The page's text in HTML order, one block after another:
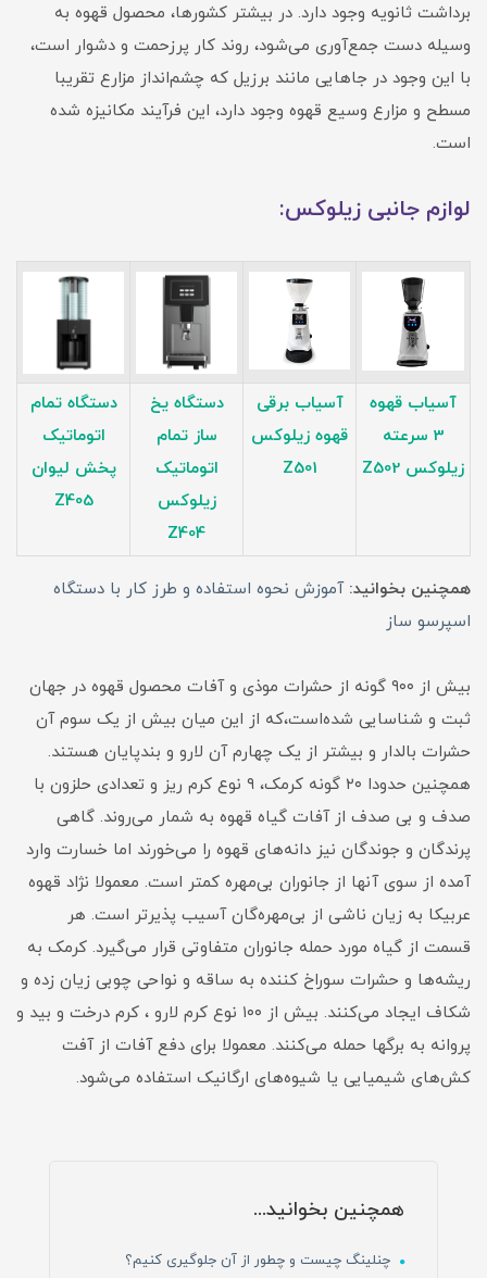
برداشت ثانویه وجود دارد. در بیشتر کشورها، محصول قهوه به
وسیله دست جمع‌آوری می‌شود، روند کار پرزحمت و دشوار است،
با این وجود در جاهایی مانند برزیل که چشم‌انداز مزارع تقریبا
مسطح و مزارع وسیع قهوه وجود دارد، این فرآیند مکانیزه شده
است.
لوازم جانبی زیلوکس:
آسیاب قهوه
3 سرعته
زیلوکس Z502
آسیاب برقی
قهوه زیلوکس
Z501
دستگاه یخ
ساز تمام
اتوماتیک
زیلوکس
Z404
دستگاه تمام
اتوماتیک
پخش لیوان
Z405
همچنین بخوانید:آموزش نحوه استفاده و طرز کار با دستگاه
اسپرسو ساز
بیش از ۹۰۰ گونه از حشرات موذی و آفات محصول قهوه در جهان
ثبت و شناسایی شده‌است،که از این میان بیش از یک سوم آن
حشرات بالدار و بیشتر از یک چهارم آن لارو و بندپایان هستند.
همچنین حدودا ۲۰ گونه کرمک، ۹ نوع کرم ریز و تعدادی حلزون با
صدف و بی صدف از آفات گیاه قهوه به شمار می‌روند. گاهی
پرندگان و جوندگان نیز دانه‌های قهوه را می‌خورند اما خسارت وارد
آمده از سوی آنها از جانوران بی‌مهره کمتر است. معمولا نژاد قهوه
عربیکا به زیان ناشی از بی‌مهره‌گان آسیب پذیر‌تر است. هر
قسمت از گیاه مورد حمله جانوران متفاوتی قرار می‌گیرد. کرمک به
ریشه‌ها و حشرات سوراخ کننده به ساقه و نواحی چوبی زیان زده و
شکاف ایجاد می‌کنند. بیش از ۱۰۰ نوع کرم لارو ، کرم درخت و بید و
پروانه به برگها حمله می‌کنند. معمولا برای دفع آفات از آفت
کش‌های شیمیایی یا شیوه‌های ارگانیک استفاده می‌شود.
همچنین بخوانید...
چنلینگ چیست و چطور از آن جلوگیری کنیم؟